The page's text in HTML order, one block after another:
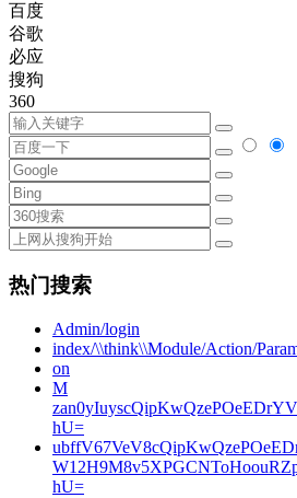
百度
谷歌
必应
搜狗
360
热门搜索
Admin/login
index/\\think\\Module/Action/
on
M
hU=
hU=